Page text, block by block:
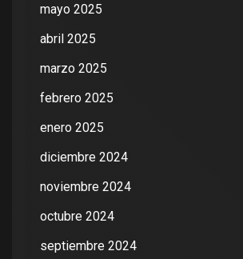
mayo 2025
abril 2025
marzo 2025
febrero 2025
enero 2025
diciembre 2024
noviembre 2024
octubre 2024
septiembre 2024